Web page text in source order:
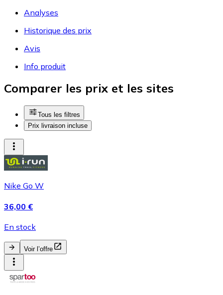
Analyses
Historique des prix
Avis
Info produit
Comparer les prix et les sites
Tous les filtres
Prix livraison incluse
Nike Go W
36,00 €
En stock
Voir l’offre